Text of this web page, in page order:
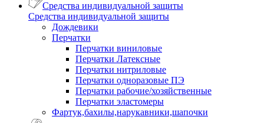
Средства индивидуальной защиты
Средства индивидуальной защиты
Дождевики
Перчатки
Перчатки виниловые
Перчатки Латексные
Перчатки нитриловые
Перчатки одноразовые ПЭ
Перчатки рабочие/хозяйственные
Перчатки эластомеры
Фартук,бахилы,нарукавники,шапочки